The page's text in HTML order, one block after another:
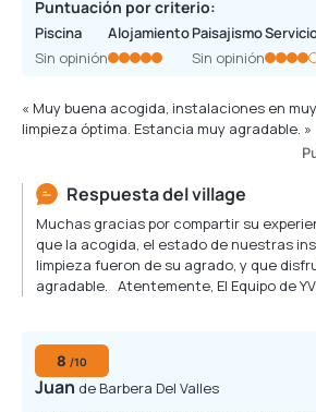
Puntuación por criterio:
Piscina
Sin opinión
Alojamiento Paisajismo
Sin opinión
« Muy buena acogida, instalaciones en
limpieza óptima. Estancia muy agradable. »
Respuesta del village
Muchas gracias por compartir su
que la acogida, el estado de nuestras
limpieza fueron de su agrado, y que
agradable. Atentemente, El Equipo de
8 /10
Juan de Barbera Del Valles